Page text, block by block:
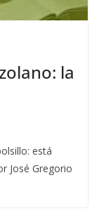
la
está
José Gregorio